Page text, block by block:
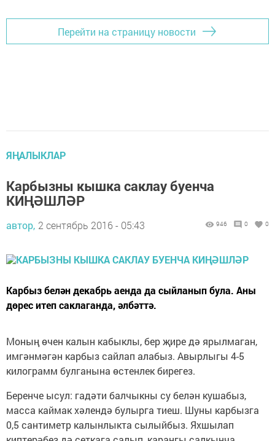
Перейти на страницу новости
ЯҢАЛЫКЛАР
Карбызны кышка саклау буенча
КИҢӘШЛӘР
автор, 2 сентябрь 2016 - 05:43 946 0 0
Карбыз белән декабрь аенда да сыйланып була. Аны
дөрес итеп саклаганда, әлбәттә.
Моның өчен калын кабыклы, бер җире дә ярылмаган,
имгәнмәгән карбыз сайлап алабыз. Авырлыгы 4-5
килограмм булганына өстенлек бирегез.
Беренче ысул: гадәти балчыкны су белән кушабыз,
масса каймак хәлендә булырга тиеш. Шуны карбызга
0,5 сантиметр калынлыкта сылыйбыз. Яхшылап